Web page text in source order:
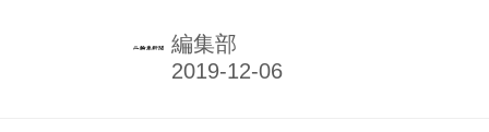
（静岡県浜松市）敷地内で開催した。
同ミーティングは今年9月8日に予定さ
編集部